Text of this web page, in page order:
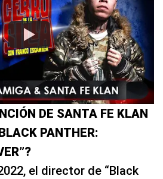
DE SANTA FE KLAN
PANTHER:
el director de “Black